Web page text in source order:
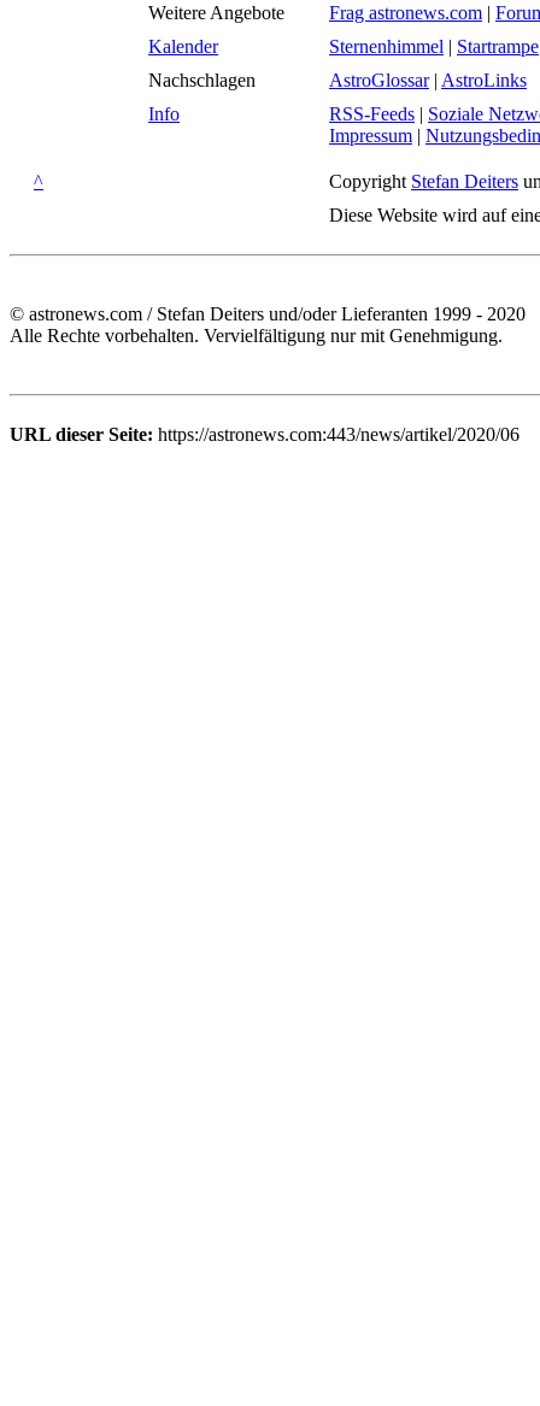
Weitere Angebote
Frag astronews.com |
Kalender
Sternenhimmel | Startrampe
Nachschlagen
AstroGlossar| AstroLinks
Info
RSS-Feeds | Soziale
Impressum |
^ Copyright Stefan Deiters
Diese Website wird auf
© astronews.com / Stefan Deiters und/oder Lieferanten 1999 - 2020
Alle Rechte vorbehalten. Vervielfältigung nur mit Genehmigung.
URL dieser Seite: https://astronews.com:443/news/artikel/2020/06